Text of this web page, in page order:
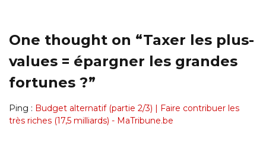
One thought on “Taxer les plus-
values = épargner les grandes
fortunes ?”
Ping : Budget alternatif (partie 2/3) | Faire contribuer les
très riches (17,5 milliards) - MaTribune.be